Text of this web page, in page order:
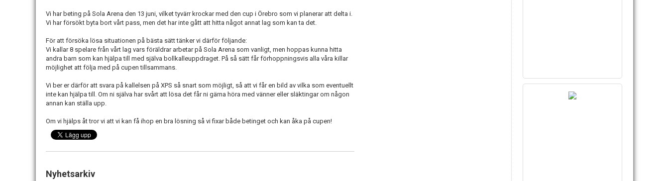
Vi har beting på Sola Arena den 13 juni, vilket tyvärr krockar med den cup i Örebro som vi planerar att delta i.
Vi har försökt byta bort vårt pass, men det har inte gått att hitta något annat lag som kan ta det.
För att försöka lösa situationen på bästa sätt tänker vi därför följande:
Vi kallar 8 spelare från vårt lag vars föräldrar arbetar på Sola Arena som vanligt, men hoppas kunna hitta
andra barn som kan hjälpa till med själva bollkalleuppdraget. På så sätt får förhoppningsvis alla våra killar
möjlighet att följa med på cupen tillsammans.
Vi ber er därför att svara på kallelsen på XPS så snart som möjligt, så att vi får en bild av vilka som eventuellt
inte kan hjälpa till. Om ni själva har svårt att lösa det får ni gärna höra med vänner eller släktingar om någon
annan kan ställa upp.
Om vi hjälps åt tror vi att vi kan få ihop en bra lösning så vi fixar både betinget och kan åka på cupen!
Nyhetsarkiv